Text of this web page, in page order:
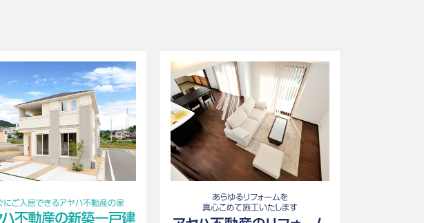
のために使用することがあります。この場合、お客様個人を識
。
手段を用います。また、お客様にご提供いただいた個人情報は、
人情報をお客様の同意なく利用目的以外に利用することはあり
がありましたら、取り止めさせていただきます。
範囲内で利用し、又は提供します。提供する個人情報は、不動